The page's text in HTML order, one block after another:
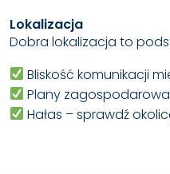
Lokalizacja
Dobra lokalizacja to
Bliskość komunikacji
Plany
Hałas – sprawdź